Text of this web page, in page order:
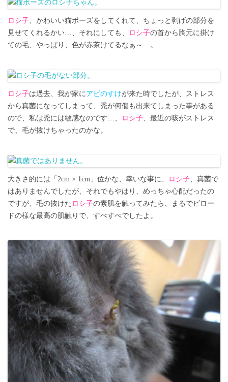
ロシ子、かわいい猫ポーズをしてくれて、ちょっと剥げの部分を
見せてくれるかい…、それにしても、
ロシ子の首から胸元に掛け
ての毛、やっぱり、色が赤茶けてるなぁ～…。
ロシ子は過去、我が家にアビのすけが来た時でしたが、ストレス
から真菌になってしまって、禿が何個も出来てしまった事がある
ので、私は禿には敏感なのです…、
ロシ子、最近の咳がストレス
で、毛が抜けちゃったのかな。
大きさ的には「2cm × 1cm」位かな、幸いな事に、 ロシ子、真菌で
はありませんでしたが、それでもやはり、めっちゃ心配だったの
ですが、毛の抜けた ロシ子の素肌を触ってみたら、まるでビロー
ドの様な最高の肌触りで、すべすべでしたよ。